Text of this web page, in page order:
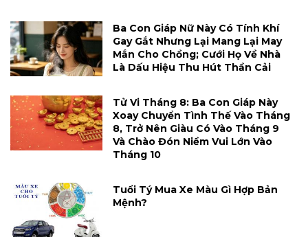
Ba Con Giáp Nữ Này Có Tính Khí
Gay Gắt Nhưng Lại Mang Lại May
Mắn Cho Chồng; Cưới Họ Về Nhà
Là Dấu Hiệu Thu Hút Thần Cải
Tử Vi Tháng 8: Ba Con Giáp Này
Xoay Chuyển Tình Thế Vào Tháng
8, Trở Nên Giàu Có Vào Tháng 9
Và Chào Đón Niềm Vui Lớn Vào
Tháng 10
Tuổi Tý Mua Xe Màu Gì Hợp Bản
Mệnh?